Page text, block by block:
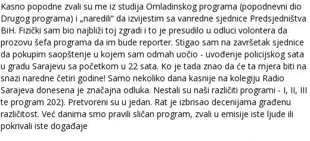
Kasno popodne zvali su me iz studija Omladinskog programa (popodnevni dio
Drugog programa) i „naredili“ da izvijestim sa vanredne sjednice Predsjedništva
BiH. Fizički sam bio najbliži toj zgradi i to je presudilo u odluci volontera da
prozovu šefa programa da im bude reporter. Stigao sam na završetak sjednice
da pokupim saopštenje u kojem sam odmah uočio - uvođenje policijskog sata
u gradu Sarajevu sa početkom u 22 sata. Ko je tada znao da će ta mjera biti na
snazi naredne četiri godine! Samo nekoliko dana kasnije na kolegiju Radio
Sarajeva donesena je značajna odluka. Nestali su naši različiti programi - I, II, III
te program 202). Pretvoreni su u jedan. Rat je izbrisao decenijama građenu
različitost. Već danima smo pravili sličan program, zvali u emisije iste ljude ili
pokrivali iste događaje